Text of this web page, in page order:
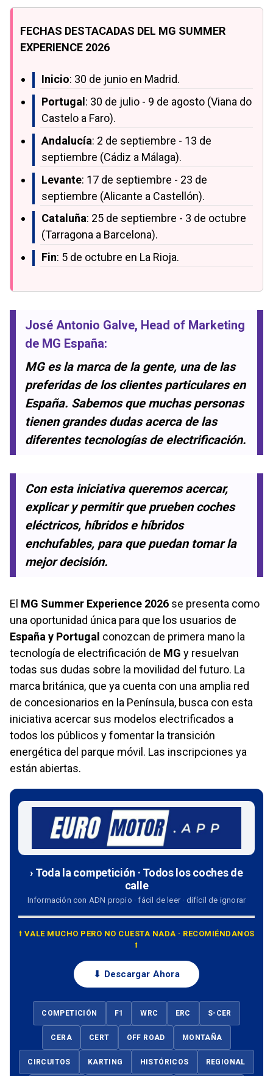
FECHAS DESTACADAS DEL MG SUMMER
EXPERIENCE 2026
Inicio: 30 de junio en Madrid.
Portugal : 30 de julio - 9 de agosto (Viana do
Castelo a Faro).
Andalucía: 2 de septiembre - 13 de
septiembre (Cádiz a Málaga).
Levante: 17 de septiembre - 23 de
septiembre (Alicante a Castellón).
Cataluña: 25 de septiembre - 3 de octubre
(Tarragona a Barcelona).
Fin: 5 de octubre en La Rioja.
José Antonio Galve, Head of Marketing
de MG España:
MG es la marca de la gente, una de las
preferidas de los clientes particulares en
España. Sabemos que muchas personas
tienen grandes dudas acerca de las
diferentes tecnologías de electrificación.
Con esta iniciativa queremos acercar,
explicar y permitir que prueben coches
eléctricos, híbridos e híbridos
enchufables, para que puedan tomar la
mejor decisión.
El MG Summer Experience 2026 se presenta como
una oportunidad única para que los usuarios de
España y Portugal conozcan de primera mano la
tecnología de electrificación de MG y resuelvan
todas sus dudas sobre la movilidad del futuro. La
marca británica, que ya cuenta con una amplia red
de concesionarios en la Península, busca con esta
iniciativa acercar sus modelos electrificados a
todos los públicos y fomentar la transición
energética del parque móvil. Las inscripciones ya
están abiertas.
› Toda la competición · Todos los coches de
calle
Información con ADN propio · fácil de leer · difícil de ignorar
⭡ VALE MUCHO PERO NO CUESTA NADA · RECOMIÉNDANOS
⭡
⬇ Descargar Ahora
COMPETICIÓN F1 WRC ERC S-CER
CERA CERT OFF ROAD MONTAÑA
CIRCUITOS KARTING HISTÓRICOS REGIONAL